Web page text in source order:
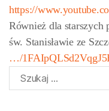
https://
Również dla starszych
św. Stanisławie ze
…/
Szukaj: